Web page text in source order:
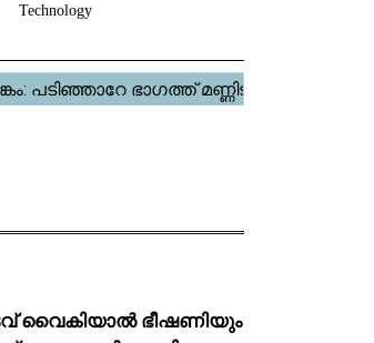
Technology
വൈകിയാൽ ഭീഷണിയും